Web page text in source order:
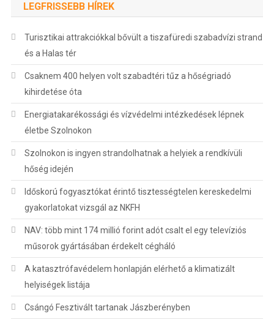
LEGFRISSEBB HÍREK
Turisztikai attrakciókkal bővült a tiszafüredi szabadvízi strand
és a Halas tér
Csaknem 400 helyen volt szabadtéri tűz a hőségriadó
kihirdetése óta
Energiatakarékossági és vízvédelmi intézkedések lépnek
életbe Szolnokon
Szolnokon is ingyen strandolhatnak a helyiek a rendkívüli
hőség idején
Időskorú fogyasztókat érintő tisztességtelen kereskedelmi
gyakorlatokat vizsgál az NKFH
NAV: több mint 174 millió forint adót csalt el egy televíziós
műsorok gyártásában érdekelt cégháló
A katasztrófavédelem honlapján elérhető a klimatizált
helyiségek listája
Csángó Fesztivált tartanak Jászberényben